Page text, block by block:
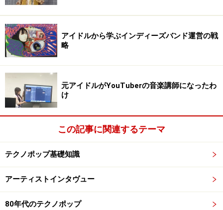
アイドルから学ぶインディーズバンド運営の戦
略
元アイドルがYouTuberの音楽講師になったわ
け
この記事に関連するテーマ
テクノポップ基礎知識
アーティストインタヴュー
80年代のテクノポップ